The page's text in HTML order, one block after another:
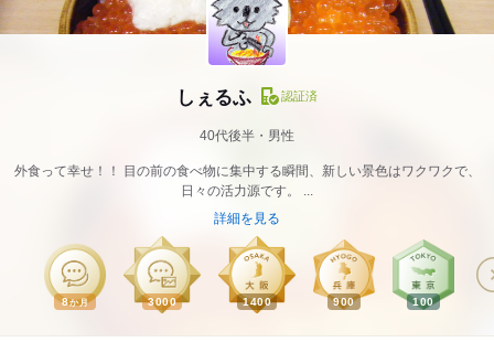
しぇるふ 認証済
40代後半・男性
外食って幸せ！！ 目の前の食べ物に集中する瞬間、新しい景色はワクワクで、
日々の活力源です。 ...
詳細を見る
8か月 3000 1400 900 100